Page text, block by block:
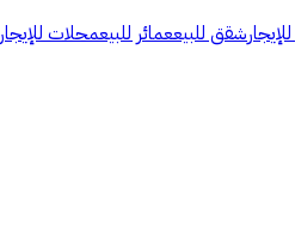
شقق للبيععمائر للبيعمحلات للإيجار